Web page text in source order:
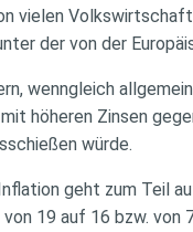
vielen
der von der
wenngleich
höheren Zinsen
würde.
geht zum Teil
19 auf 16 bzw. von